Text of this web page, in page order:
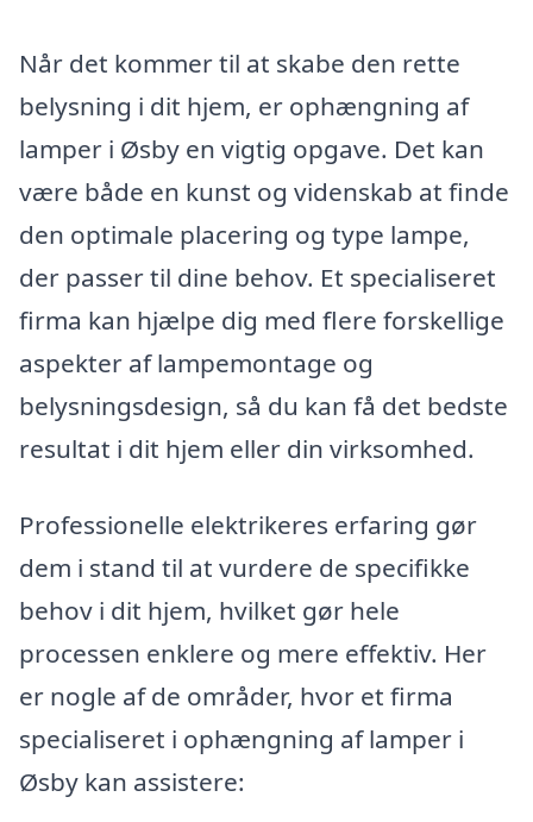
Når det kommer til at skabe den rette
belysning i dit hjem, er ophængning af
lamper i Øsby en vigtig opgave. Det kan
være både en kunst og videnskab at finde
den optimale placering og type lampe,
der passer til dine behov. Et specialiseret
firma kan hjælpe dig med flere forskellige
aspekter af lampemontage og
belysningsdesign, så du kan få det bedste
resultat i dit hjem eller din virksomhed.
Professionelle elektrikeres erfaring gør
dem i stand til at vurdere de specifikke
behov i dit hjem, hvilket gør hele
processen enklere og mere effektiv. Her
er nogle af de områder, hvor et firma
specialiseret i ophængning af lamper i
Øsby kan assistere: